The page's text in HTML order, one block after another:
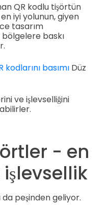
QR kodlu tişörtün
iyi yolunun, giyen
tasarım
bölgelere baskı
kodlarını basımı Düz
ve işlevselliğini
- en
peşinden geliyor.